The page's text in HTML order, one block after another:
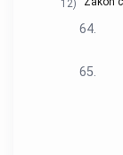
12)
64.
65.